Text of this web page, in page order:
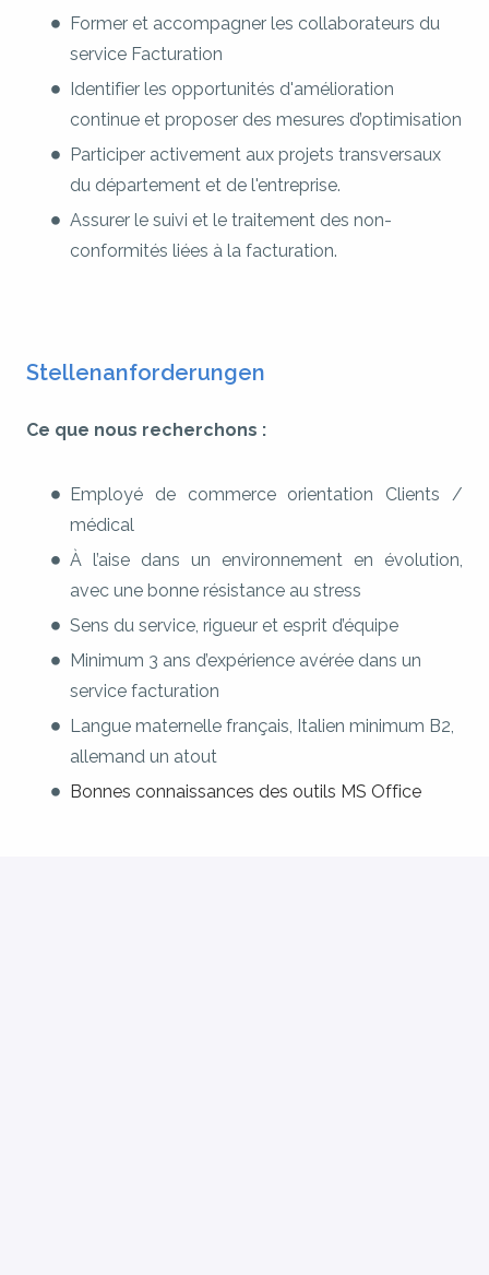
Former et accompagner les collaborateurs du
service Facturation
Identifier les opportunités d'amélioration
continue et proposer des mesures d’optimisation
Participer activement aux projets transversaux
du département et de l'entreprise.
Assurer le suivi et le traitement des non-
conformités liées à la facturation.
Stellenanforderungen
Ce que nous recherchons :
Employé de commerce orientation Clients /
médical
À l’aise dans un environnement en évolution,
avec une bonne résistance au stress
Sens du service, rigueur et esprit d’équipe
Minimum 3 ans d’expérience avérée dans un
service facturation
Langue maternelle français, Italien minimum B2,
allemand un atout
Bonnes connaissances des outils MS Office